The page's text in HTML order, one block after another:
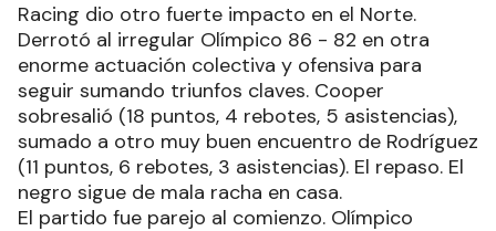
Racing dio otro fuerte impacto en el Norte.
Derrotó al irregular Olímpico 86 - 82 en otra
enorme actuación colectiva y ofensiva para
seguir sumando triunfos claves. Cooper
sobresalió (18 puntos, 4 rebotes, 5 asistencias),
sumado a otro muy buen encuentro de Rodríguez
(11 puntos, 6 rebotes, 3 asistencias). El repaso. El
negro sigue de mala racha en casa.
El partido fue parejo al comienzo. Olímpico